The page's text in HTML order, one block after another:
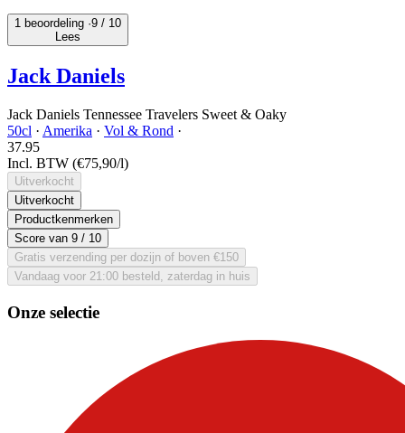
1 beoordeling ·9 / 10
Lees
Jack Daniels
Jack Daniels Tennessee Travelers Sweet & Oaky
50cl · Amerika · Vol & Rond ·
37.95
Incl. BTW (€75,90/l)
Uitverkocht
Uitverkocht
Productkenmerken
Score van 9 / 10
Gratis verzending per dozijn of boven €150
Vandaag voor 21:00 besteld, zaterdag in huis
Onze selectie